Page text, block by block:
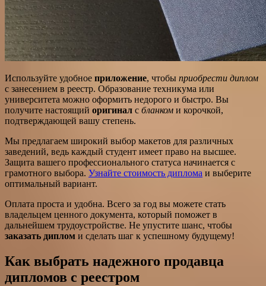
Используйте удобное приложение, чтобы приобрести диплом
с занесением в реестр. Образование техникума или
университета можно оформить недорого и быстро. Вы
получите настоящий оригинал с бланком и корочкой,
подтверждающей вашу степень.
Мы предлагаем широкий выбор макетов для различных
заведений, ведь каждый студент имеет право на высшее.
Защита вашего профессионального статуса начинается с
грамотного выбора. Узнайте стоимость диплома и выберите
оптимальный вариант.
Оплата проста и удобна. Всего за год вы можете стать
владельцем ценного документа, который поможет в
дальнейшем трудоустройстве. Не упустите шанс, чтобы
заказать диплом и сделать шаг к успешному будущему!
Как выбрать надежного продавца
дипломов с реестром